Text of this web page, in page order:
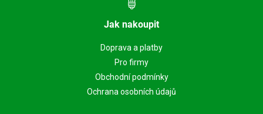
Jak nakoupit
Doprava a platby
Pro firmy
Obchodní podmínky
Ochrana osobních údajů